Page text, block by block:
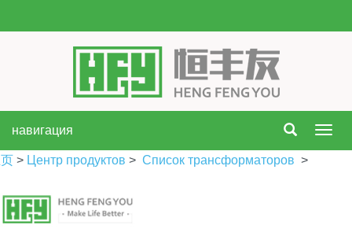
навигация
> Центр продуктов > Список трансформаторов >